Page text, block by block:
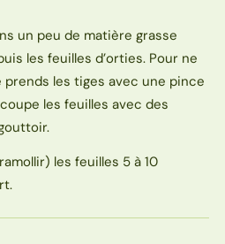
un peu de matière grasse
les feuilles d’orties. Pour ne
prends les tiges avec une pince
les feuilles avec des
les feuilles 5 à 10